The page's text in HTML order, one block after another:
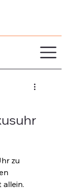
zu
allein.